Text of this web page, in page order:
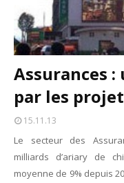
Assurances
par les
15.11.13
Le secteur des
milliards d’ariary de
moyenne de 9% depuis